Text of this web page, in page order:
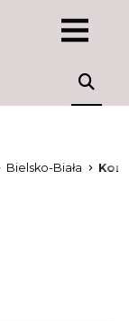
Bielsko-Biała